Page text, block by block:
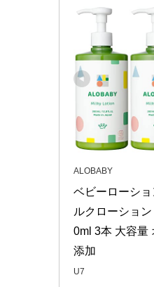
ALOBABY
ベビーローショ
ルクローショ
0ml 3本 大容量
添加
U7